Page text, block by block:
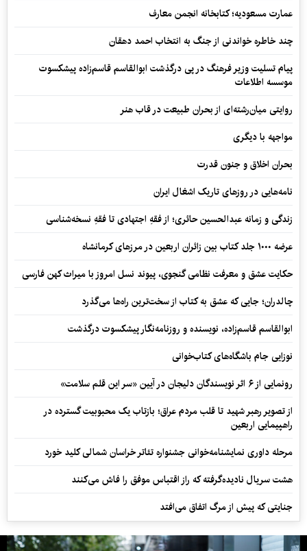
عمارت مسعودیه؛ کتابخانه انجمن معارف
چند خاطره خواندنی از جنگ به انتخاب احمد دهقان
پیام تسلیت وزیر فرهنگ در پی درگذشت ابوالقاسم قاسم‌زاده پیشکسوت
موسسه اطلاعات
روایتی میان‌رشته‌ای از بحران طبیعت در قاب هنر
مواجهه با دیگری
بحران اخلاق و جنون قدرت
نامه‌هایی در روزهای تاریک اشغال ایران
زندگی و زمانه عبدالحسین حائری؛ از فقهِ اجتهادی تا فقهِ نسخه‌شناسی
عرضه ۱۰۰۰ جلد کتاب بین زائران اربعین در مرزهای کرمانشاه
حکایت عشق و معرفت نظامی گنجوی، پیوند نسل امروز با میراث کهن فارسی
چالدران؛ جایی که عشق به کتاب از سخت‌ترین راه‌ها می‌گذرد
ابوالقاسم قاسم‌زاده، نویسنده و روزنامه‌نگار پیشکسوت درگذشت
نوزایی جام باشگاه‌های کتاب‌خوانی
رونمایی از ۶ اثر نویسندگان دلیجان در آیین «سر این قلم سلامت»
از تصویر رهبر شهید تا قلب مردم عراق؛ بازتاب یک محبوبیت گسترده در
راهپیمایی اربعین
مرحله داوری نمایشنامه‌خوانی جشنواره تئاتر خراسان شمالی کلید خورد
هشت سریال نادیده‌گرفته که راز اقتباس موفق را فاش می‌کنند
جنایتی که پیش از مرگ اتفاق می‌افتد